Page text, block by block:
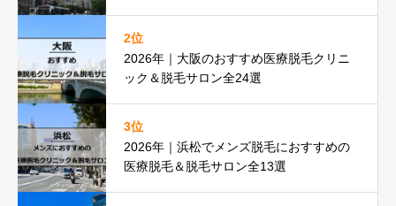
2位
2026年｜大阪のおすすめ医療脱毛クリニ
ック＆脱毛サロン全24選
3位
2026年｜浜松でメンズ脱毛におすすめの
医療脱毛＆脱毛サロン全13選